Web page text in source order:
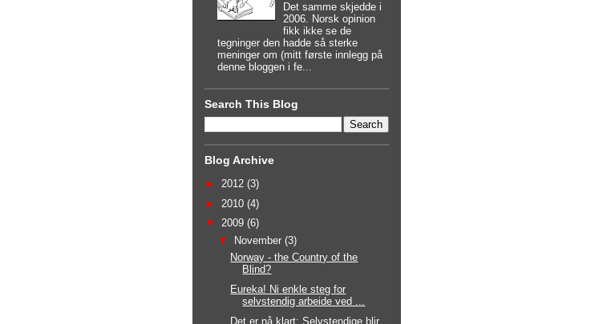
Det samme skjedde i
2006. Norsk opinion
fikk ikke se de
tegninger den hadde så sterke
meninger om (mitt første innlegg på
denne bloggen i fe...
Search This Blog
Blog Archive
► 2012 (3)
► 2010 (4)
▼ 2009 (6)
▼
November (3)
Norway - the Country of the
Blind?
Eureka! Ni enkle steg for
selvstendig arbeide ved ...
Det er nå klart: Selvstendige blir